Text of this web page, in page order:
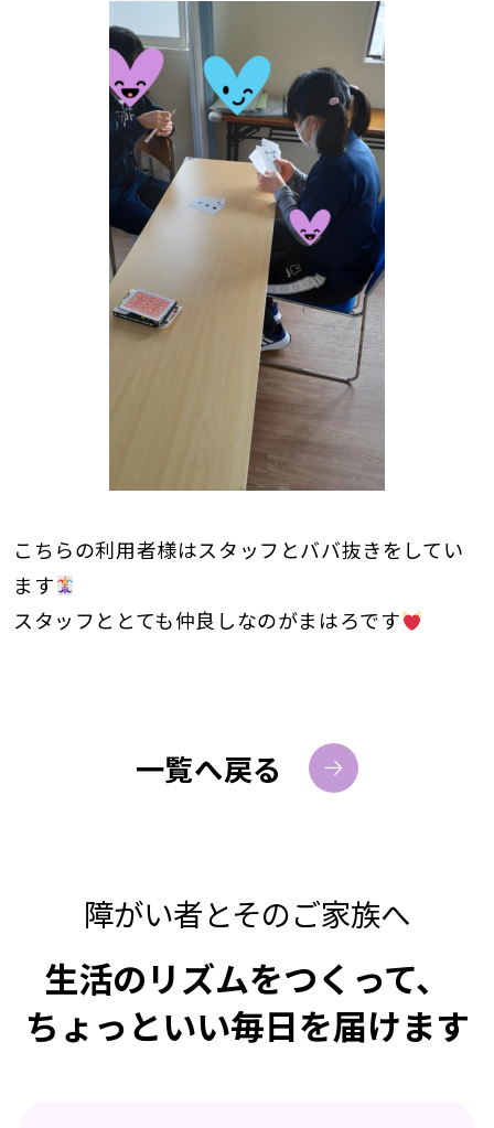
こちらの利用者様はスタッフとババ抜きをしてい
ます
スタッフととても仲良しなのがまはろです
一覧へ戻る
障がい者とそのご家族へ
生活のリズムをつくって、
ちょっといい毎日を届けます